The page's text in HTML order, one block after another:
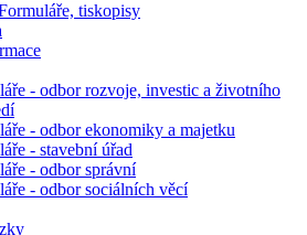
tiskopisy
- odbor rozvoje, investic a životního
- odbor ekonomiky a majetku
- stavební úřad
- odbor správní
- odbor sociálních věcí